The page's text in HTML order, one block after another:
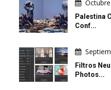
Palestina
Conf...
Filtros
Photos...